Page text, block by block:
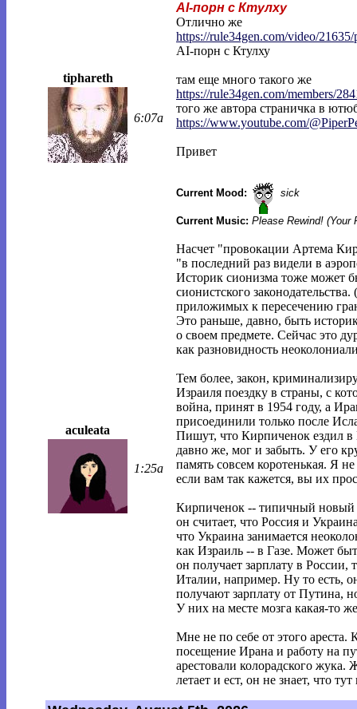
tiphareth
6:07a
AI-порн с Ктулху
Отлично же
https://rule34gen.com/video/21635/
AI-порн с Ктулху
там еще много такого же
https://rule34gen.com/members/
того же автора страничка в
https://www.youtube.com/
Привет
Current Mood: sick
Current Music: Please Rewind! (Your
aculeata
1:25a
Насчет "провокации Артема
"в последний раз видели в
Историк сионизма тоже может
сионистского законодательства.
приложимых к пересечению
Это раньше, давно, быть
о своем предмете. Сейчас это
как разновидность
Тем более, закон,
Израиля поездку в страны, с
война, принят в 1954 году, а
присоединили только после
Пишут, что Кирпиченок ездил
давно же, мог и забыть. У его
память совсем коротенькая. Я
если вам так кажется, вы их
Кирпиченок -- типичный
он считает, что Россия и
что Украина занимается
как Израиль -- в Газе. Может
он получает зарплату в России,
Италии, например. Ну то есть,
получают зарплату от Путина,
У них на месте мозга какая-то
Мне не по себе от этого ареста.
посещение Ирана и работу на
арестовали колорадского жука.
летает и ест, он не знает, что тут